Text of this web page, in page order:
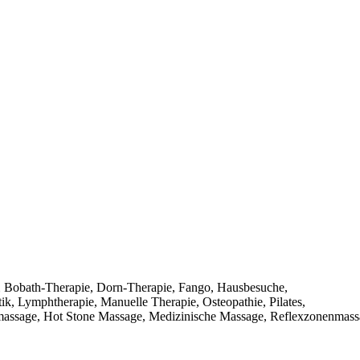
Therapie, Dorn-Therapie, Fango, Hausbesuche,
Lymphtherapie, Manuelle Therapie, Osteopathie, Pilates,
Hot Stone Massage, Medizinische Massage,